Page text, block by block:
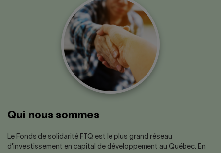
Qui nous sommes
Le Fonds de solidarité FTQ est le plus grand réseau
d'investissement en capital de développement au Québec. En